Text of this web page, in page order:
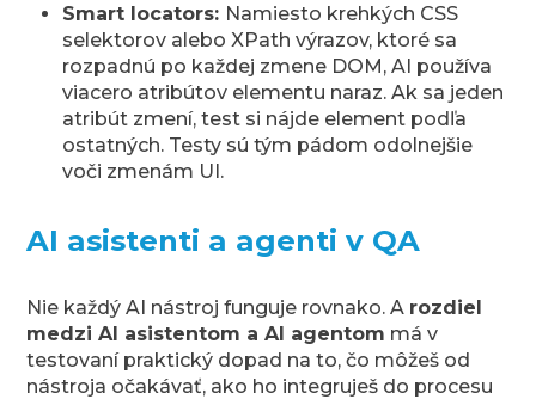
Smart locators: Namiesto krehkých CSS
selektorov alebo XPath výrazov, ktoré sa
rozpadnú po každej zmene DOM, AI používa
viacero atribútov elementu naraz. Ak sa jeden
atribút zmení, test si nájde element podľa
ostatných. Testy sú tým pádom odolnejšie
voči zmenám UI.
AI asistenti a agenti v QA
Nie každý AI nástroj funguje rovnako. A rozdiel
medzi AI asistentom a AI agentom má v
testovaní praktický dopad na to, čo môžeš od
nástroja očakávať, ako ho integruješ do procesu